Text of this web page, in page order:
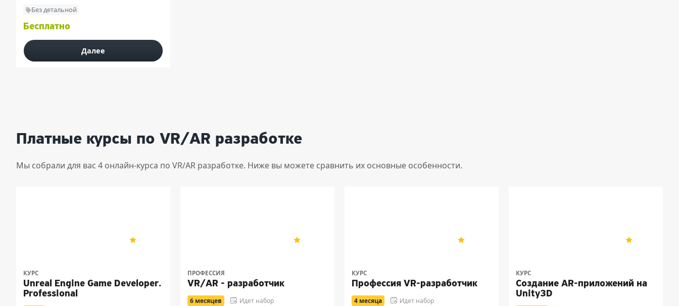
Без детальной
Бесплатно
Далее
Платные курсы по VR/AR разработке
Мы собрали для вас 4 онлайн-курса по VR/AR разработке. Ниже вы можете сравнить их основные особенности.
КУРС
Unreal Engine Game Developer.
Professional
ПРОФЕССИЯ
VR/AR - разработчик
6 месяцев Идет набор
КУРС
Профессия VR-разработчик
4 месяца Идет набор
КУРС
Создание AR-приложений на
Unity3D